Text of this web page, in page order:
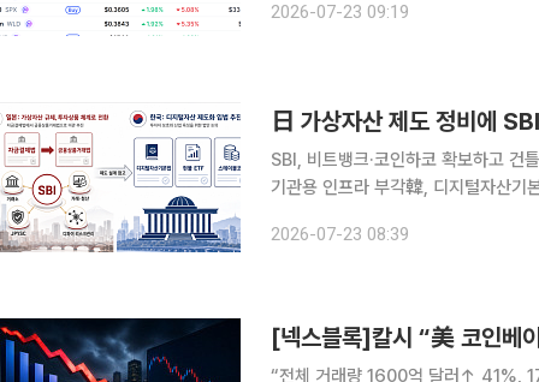
2026-07-23 09:19
日 가상자산 제도 정비에
SBI, 비트뱅크·코인하코 확보하고 건
기관용 인프라 부각韓, 디지털자산기본법·현
탈중앙화금융) 리스크관리까지 사업
2026-07-23 08:39
[넥스블록]칼시 “美 코인베
“전체 거래량 1600억 달러↑ 41%,